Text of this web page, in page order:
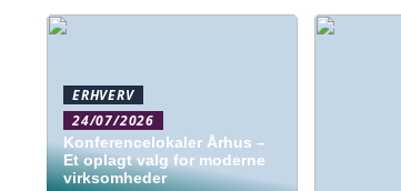
ERHVERV
24/07/2026
Konferencelokaler Århus –
Et oplagt valg for moderne
virksomheder